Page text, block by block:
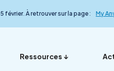
À retrouver sur la page : My
Ressources